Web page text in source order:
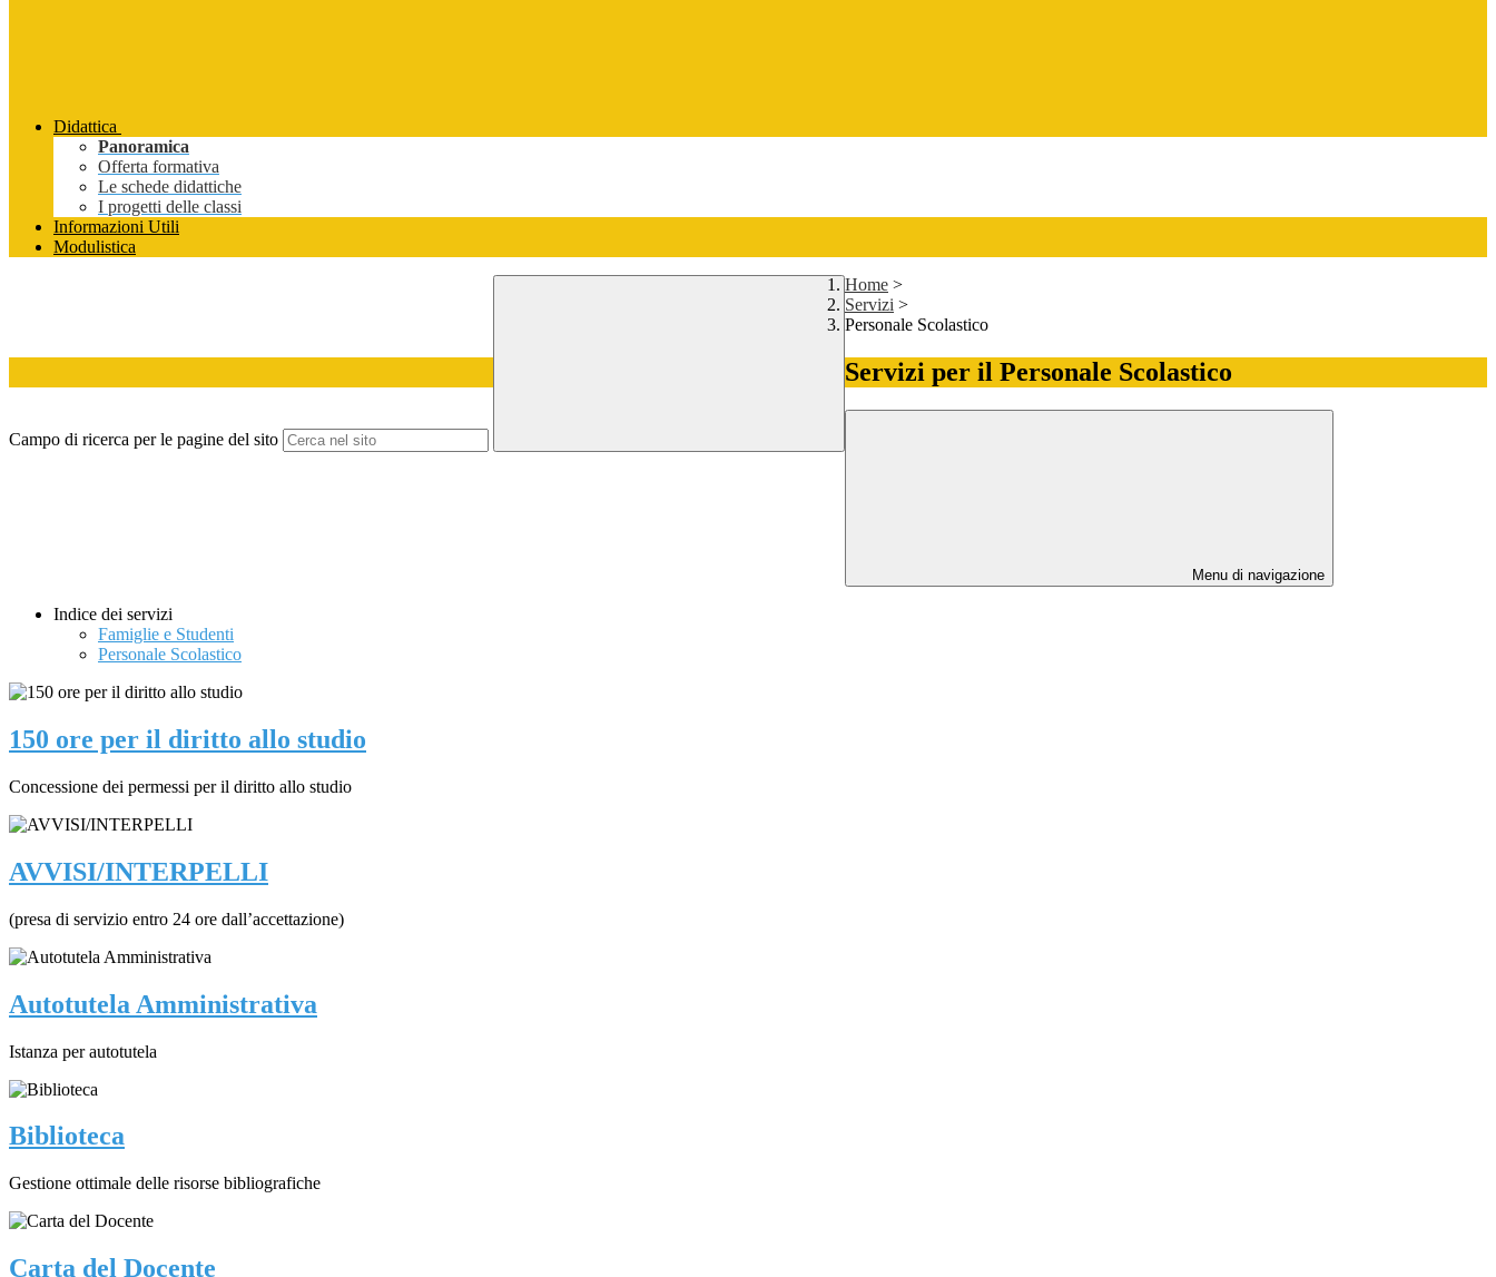
Didattica
Panoramica
Offerta formativa
Le schede didattiche
I progetti delle classi
Informazioni Utili
Modulistica
Campo di ricerca per le pagine del sito
Home >
Servizi >
Personale Scolastico
Servizi per il Personale Scolastico
Menu di navigazione
Indice dei servizi
Famiglie e Studenti
Personale Scolastico
150 ore per il diritto allo studio
Concessione dei permessi per il diritto allo studio
AVVISI/INTERPELLI
(presa di servizio entro 24 ore dall’accettazione)
Autotutela Amministrativa
Istanza per autotutela
Biblioteca
Gestione ottimale delle risorse bibliografiche
Carta del Docente